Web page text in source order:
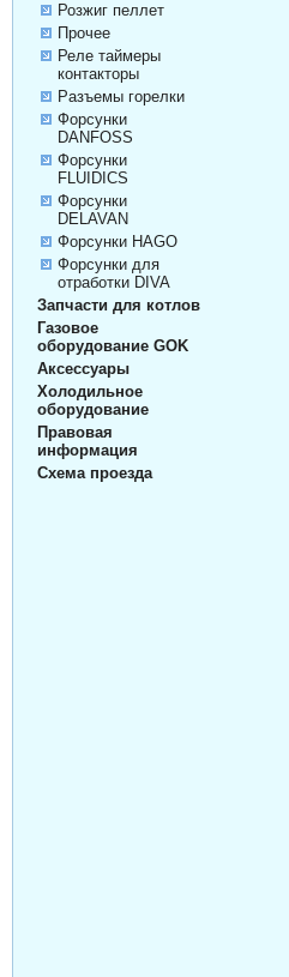
Розжиг пеллет
Прочее
Реле таймеры
контакторы
Разъемы горелки
Форсунки
DANFOSS
Форсунки
FLUIDICS
Форсунки
DELAVAN
Форсунки HAGO
Форсунки для
отработки DIVA
Запчасти для котлов
Газовое
оборудование GOK
Аксессуары
Холодильное
оборудование
Правовая
информация
Схема проезда